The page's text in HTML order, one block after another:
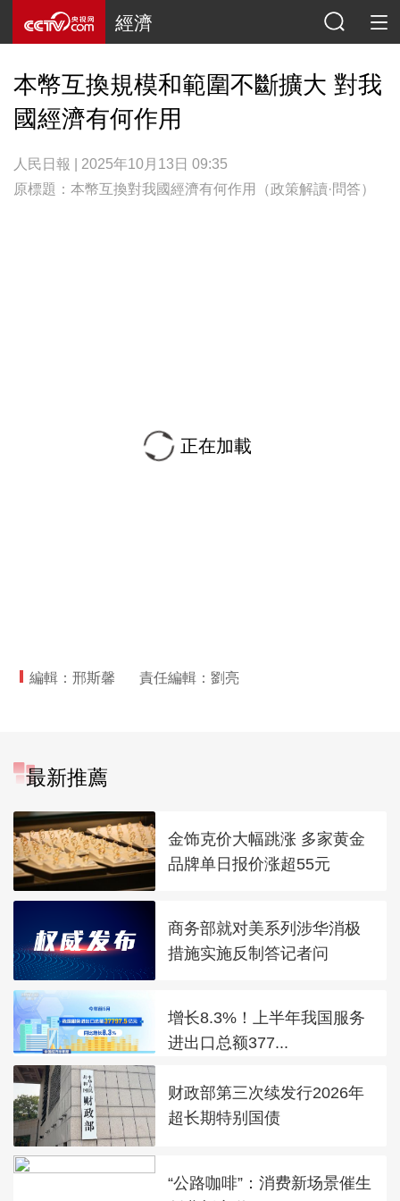
經濟
本幣互換規模和範圍不斷擴大 對我
國經濟有何作用
人民日報 | 2025年10月13日 09:35
原標題：本幣互換對我國經濟有何作用（政策解讀·問答）
正在加載
編輯：邢斯馨 責任編輯：劉亮
最新推薦
金饰克价大幅跳涨 多家黄金
品牌单日报价涨超55元
商务部就对美系列涉华消极
措施实施反制答记者问
增长8.3%！上半年我国服务
进出口总额377...
财政部第三次续发行2026年
超长期特别国债
“公路咖啡”：消费新场景催生